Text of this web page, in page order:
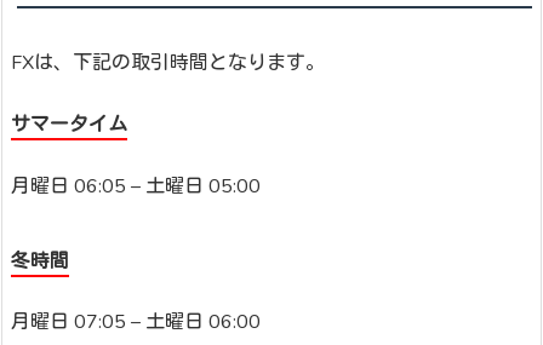
FXは、下記の取引時間となります。
サマータイム
月曜日 06:05 – 土曜日 05:00
冬時間
月曜日 07:05 – 土曜日 06:00